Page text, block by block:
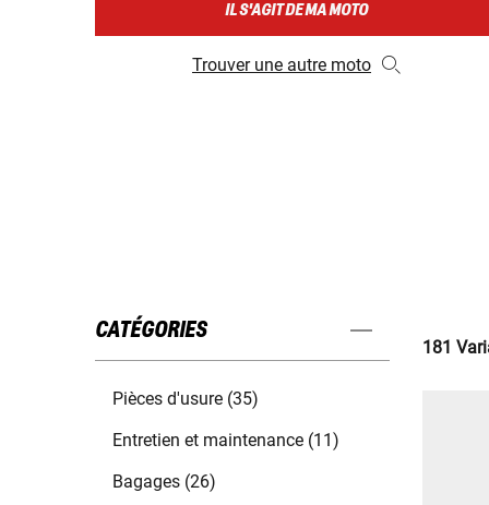
IL S'AGIT DE MA MOTO
Trouver une autre moto
CATÉGORIES
Pièces d'usure (35)
Entretien et maintenance (11)
Bagages (26)
181